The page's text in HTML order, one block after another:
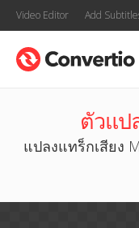
Video Editor Add
ตัวแป
แปลงแทร็กเสียง